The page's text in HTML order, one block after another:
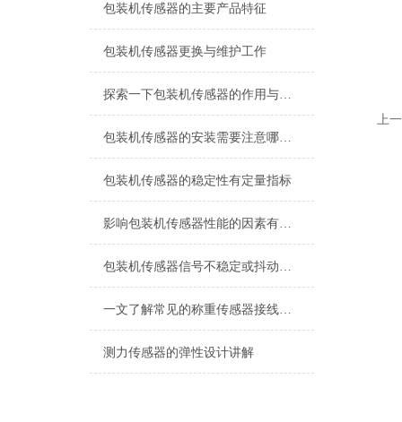
包装机传感器的主要产品特征
包装机传感器更换与维护工作
探索一下包装机传感器的作用与原理
包装机传感器的安装需要注意哪些问题？
包装机传感器的稳定性有定量指标
影响包装机传感器性能的因素有哪些？
包装机传感器信号不稳定或抖动的处理方法
一文了解常见的称重传感器接线方式
测力传感器的弹性设计讲解
上